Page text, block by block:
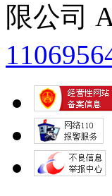
限公司